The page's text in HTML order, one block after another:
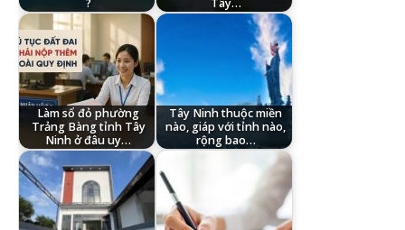
?
Tây…
Làm sổ đỏ phường
Trảng Bàng tỉnh Tây
Ninh ở đâu uy…
Tây Ninh thuộc miền
nào, giáp với tỉnh nào,
rộng bao…